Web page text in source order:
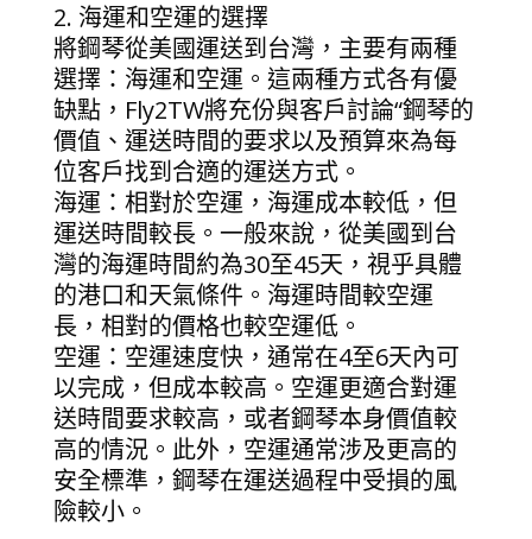
2. 海運和空運的選擇
將鋼琴從美國運送到台灣，主要有兩種
選擇：海運和空運。這兩種方式各有優
缺點，Fly2TW將充份與客戶討論“鋼琴的
價值、運送時間的要求以及預算來為每
位客戶找到合適的運送方式。
海運：相對於空運，海運成本較低，但
運送時間較長。一般來說，從美國到台
灣的海運時間約為30至45天，視乎具體
的港口和天氣條件。海運時間較空運
長，相對的價格也較空運低。
空運：空運速度快，通常在4至6天內可
以完成，但成本較高。空運更適合對運
送時間要求較高，或者鋼琴本身價值較
高的情況。此外，空運通常涉及更高的
安全標準，鋼琴在運送過程中受損的風
險較小。